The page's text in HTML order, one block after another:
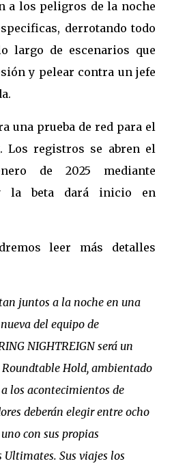
a los peligros de la noche
derrotando todo
largo de escenarios que
y pelear contra un jefe
una prueba de red para el
Los registros se abren el
de 2025 mediante
la beta dará inicio en
leer más detalles
juntos a la noche en una
del equipo de
NIGHTREIGN será un
Hold, ambientado
los acontecimientos de
deberán elegir entre ocho
con sus propias
Sus viajes los